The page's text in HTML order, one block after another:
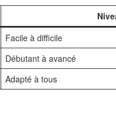
Facile à difficile
Débutant à avancé
Adapté à tous